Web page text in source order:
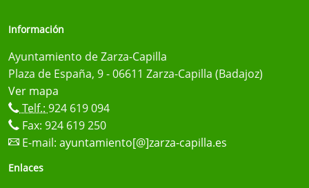
Información
Ayuntamiento de Zarza-Capilla
Plaza de España, 9 - 06611 Zarza-Capilla (Badajoz)
Ver mapa
Telf.: 924 619 094
Fax: 924 619 250
E-mail: ayuntamiento[@]zarza-capilla.es
Enlaces